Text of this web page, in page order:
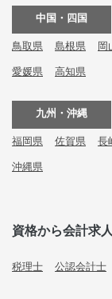
中国・四国
鳥取県 島根県 岡
愛媛県 高知県
九州・沖縄
福岡県 佐賀県 長
沖縄県
資格から会計求
税理士 公認会計士